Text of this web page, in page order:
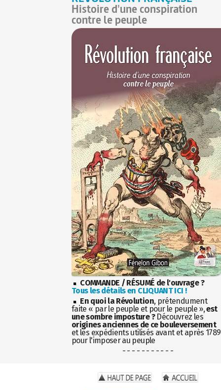
Histoire d'une conspiration
contre le peuple
COMMANDE / RÉSUMÉ de l'ouvrage ?
Tous les détails en CLIQUANT ICI !
En quoi la Révolution, prétendument
faite « par le peuple et pour le peuple »,est
une sombre imposture ?Découvrez les
origines anciennes de ce bouleversement
et les expédients utilisés avant et après 1789
pour l'imposer au peuple
- - - - - - - - - - -